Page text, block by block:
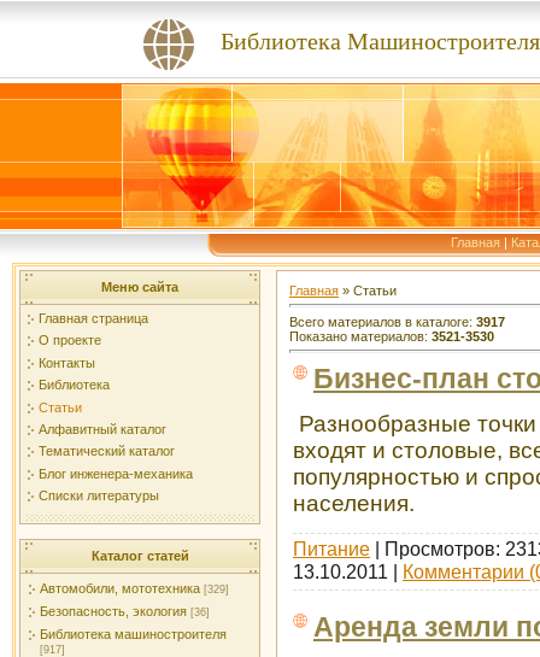
Библиотека Машиностроителя
Главная|
Меню сайта
Главная страница
О проекте
Контакты
Библиотека
Статьи
Алфавитный каталог
Тематический каталог
Блог инженера-механика
Списки литературы
Каталог статей
Автомобили, мототехника [329]
Безопасность, экология [36]
Библиотека машиностроителя
[917]
Главная » Статьи
Всего материалов в каталоге: 3917
Показано материалов: 3521-3530
Бизнес-план
Разнообразные
входят и столовые,
популярностью и
населения.
Питание | Просмотров:
13.10.2011 | Комментарии
Аренда земли